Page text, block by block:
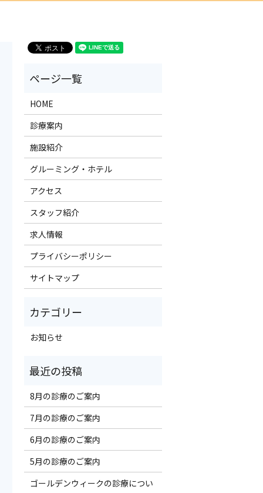
HOME
診療案内
施設紹介
グルーミング・ホテル
アクセス
スタッフ紹介
求人情報
プライバシーポリシー
サイトマップ
お知らせ
8月の診療のご案内
7月の診療のご案内
6月の診療のご案内
5月の診療のご案内
ゴールデンウィークの診療につい